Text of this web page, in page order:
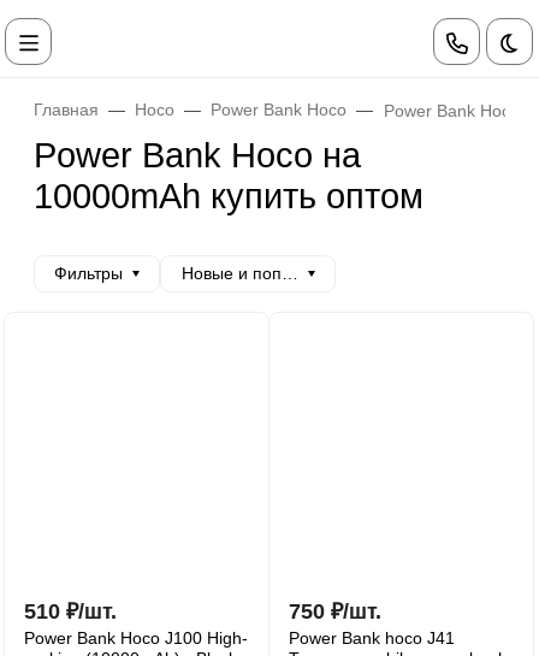
Главная Hoco Power Bank Hoco Power Bank Hoco
Power Bank Hoco на
10000mAh купить оптом
Фильтры Новые и популярные
510 ₽/шт.
Power Bank Hoco J100 High-
750 ₽/шт.
Power Bank hoco J41